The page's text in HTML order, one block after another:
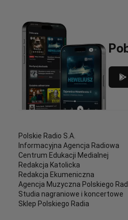
Polskie Radio S.A.
Informacyjna Agencja Radiowa
Centrum Edukacji Medialnej
Redakcja Katolicka
Redakcja Ekumeniczna
Agencja Muzyczna Polskiego
Studia nagraniowe i koncertowe
Sklep Polskiego Radia